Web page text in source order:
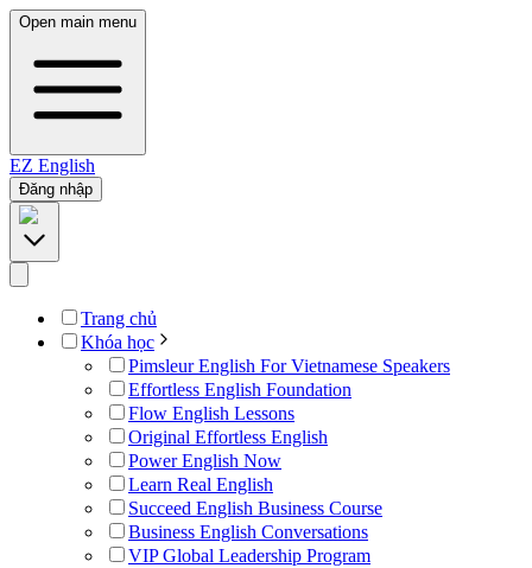
Open main menu
EZ English
Đăng nhập
Trang chủ
Khóa học
Pimsleur English For Vietnamese Speakers
Effortless English Foundation
Flow English Lessons
Original Effortless English
Power English Now
Learn Real English
Succeed English Business Course
Business English Conversations
VIP Global Leadership Program